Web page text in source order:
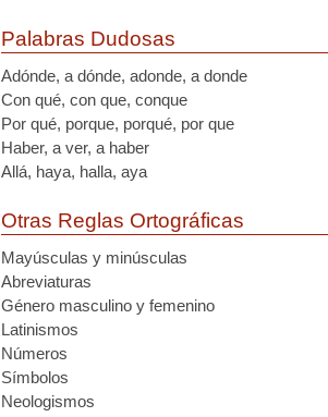
Palabras Dudosas
Adónde, a dónde, adonde, a donde
Con qué, con que, conque
Por qué, porque, porqué, por que
Haber, a ver, a haber
Allá, haya, halla, aya
Otras Reglas Ortográficas
Mayúsculas y minúsculas
Abreviaturas
Género masculino y femenino
Latinismos
Números
Símbolos
Neologismos